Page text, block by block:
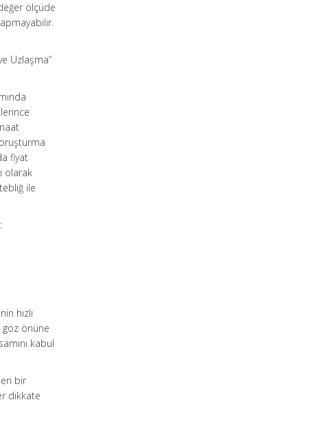
ölçüde
Uzlaşma”
fiyat
olarak
ile
hızlı
göz önüne
kabul
bir
dikkate